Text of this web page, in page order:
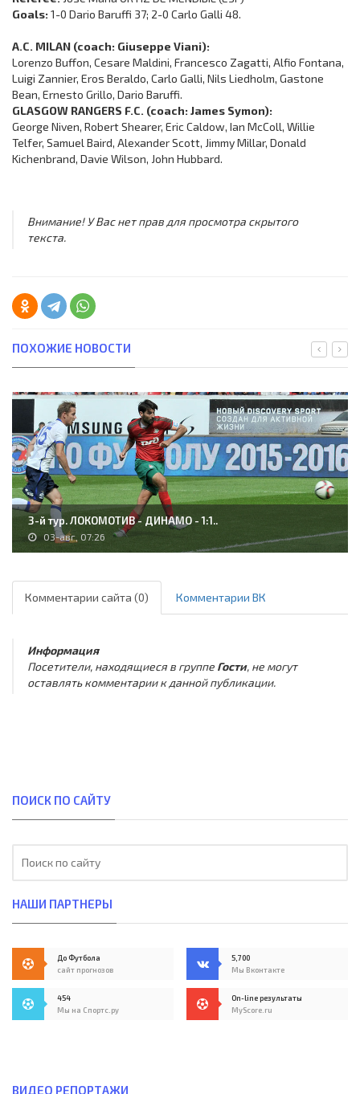
Goals: 1-0 Dario Baruffi 37; 2-0 Carlo Galli 48.
A.C. MILAN (coach: Giuseppe Viani):
Lorenzo Buffon, Cesare Maldini, Francesco Zagatti, Alfio Fontana,
Luigi Zannier, Eros Beraldo, Carlo Galli, Nils Liedholm, Gastone
Bean, Ernesto Grillo, Dario Baruffi.
GLASGOW RANGERS F.C. (coach: James Symon):
George Niven, Robert Shearer, Eric Caldow, Ian McColl, Willie
Telfer, Samuel Baird, Alexander Scott, Jimmy Millar, Donald
Kichenbrand, Davie Wilson, John Hubbard.
Внимание! У Вас нет прав для просмотра скрытого
текста.
ПОХОЖИЕ НОВОСТИ
3-й тур. ЛОКОМОТИВ - ДИНАМО - 1:1..
03-авг, 07:26
Комментарии сайта (0) Комментарии ВК
Информация
Посетители, находящиеся в группе Гости, не могут
оставлять комментарии к данной публикации.
ПОИСК ПО САЙТУ
НАШИ ПАРТНЕРЫ
До Футбола
сайт прогнозов
5,700
Мы Вконтакте
454
Мы на Спортс.ру
On-line результаты
MyScore.ru
ВИДЕО РЕПОРТАЖИ